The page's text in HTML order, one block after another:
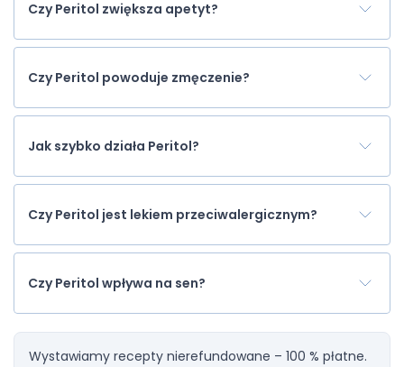
Czy Peritol zwiększa apetyt?
Czy Peritol powoduje zmęczenie?
Jak szybko działa Peritol?
Czy Peritol jest lekiem przeciwalergicznym?
Czy Peritol wpływa na sen?
Wystawiamy recepty nierefundowane – 100 % płatne.